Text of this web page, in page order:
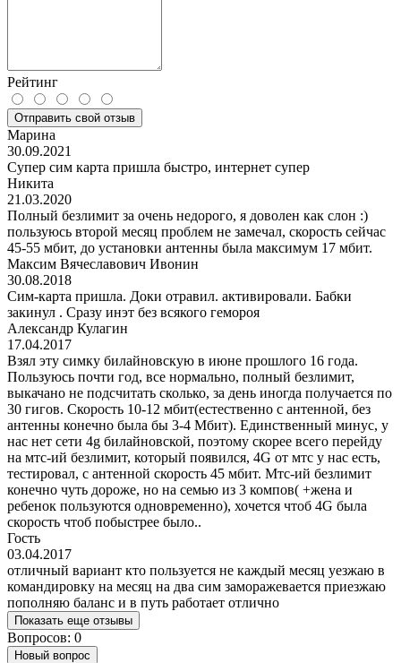
Рейтинг
Отправить свой отзыв
Марина
30.09.2021
Супер сим карта пришла быстро, интернет супер
Никита
21.03.2020
Полный безлимит за очень недорого, я доволен как слон :)
пользуюсь второй месяц проблем не замечал, скорость сейчас
45-55 мбит, до установки антенны была максимум 17 мбит.
Максим Вячеславович Ивонин
30.08.2018
Сим-карта пришла. Доки отравил. активировали. Бабки
закинул . Сразу инэт без всякого гемороя
Александр Кулагин
17.04.2017
Взял эту симку билайновскую в июне прошлого 16 года.
Пользуюсь почти год, все нормально, полный безлимит,
выкачано не подсчитать сколько, за день иногда получается по
30 гигов. Скорость 10-12 мбит(естественно с антенной, без
антенны конечно была бы 3-4 Мбит). Единственный минус, у
нас нет сети 4g билайновской, поэтому скорее всего перейду
на мтс-ий безлимит, который появился, 4G от мтс у нас есть,
теcтировал, с антенной скорость 45 мбит. Мтс-ий безлимит
конечно чуть дороже, но на семью из 3 компов( +жена и
ребенок пользуются одновременно), хочется чтоб 4G была
скорость чтоб побыстрее было..
Гость
03.04.2017
отличный вариант кто пользуется не каждый месяц уезжаю в
командировку на месяц на два сим заморажевается приезжаю
пополняю баланс и в путь работает отлично
Показать еще отзывы
Вопросов: 0
Новый вопрос